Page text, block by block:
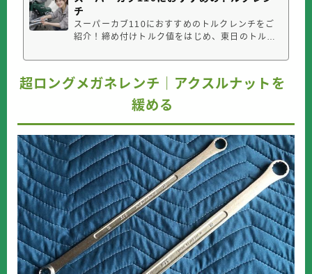
チ
スーパーカブ110におすすめのトルクレンチをご
紹介！締め付けトルク値をはじめ、東日のトルク
ることによる節約なども掲載。スーパーカブのト
ルクレンチの選び方トルクレンチはボルトやナッ
トを適正なトルク（力）で締めつける工具のこと
です。これ持ってなくて自分で適当に...
超ロングメガネレンチ｜アクスルナットを
緩める